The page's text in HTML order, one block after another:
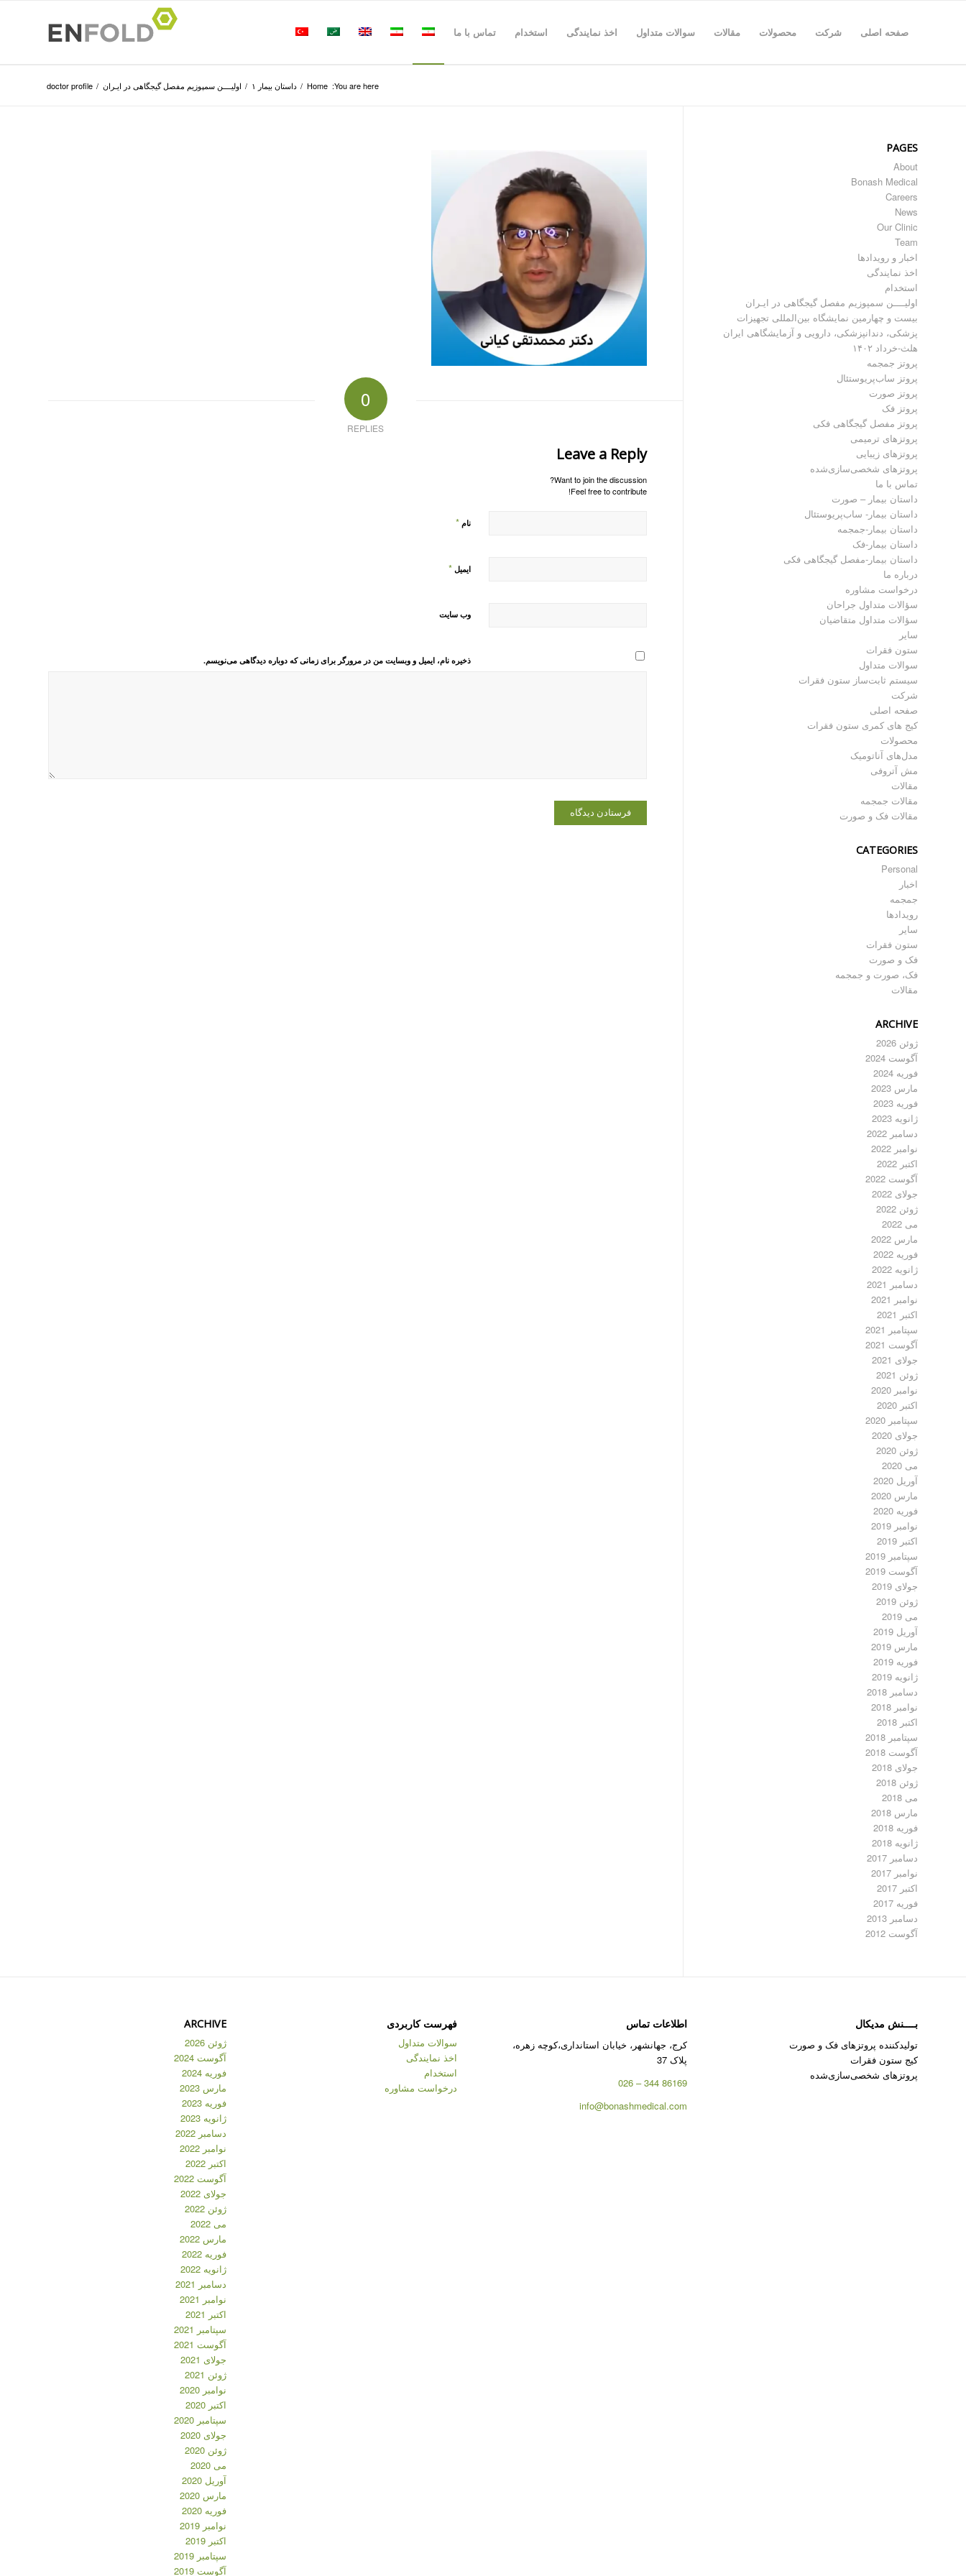
صفحه اصلی شرکت محصولات مقالات سوالات متداول اخذ نمایندگی استخدام تماس با ما
You are here:
Home
/ داستان بیمار ۱ / اولیــــن سمپوزیم مفصل گیجگاهی در ایـران /
doctor profile
0
REPLIES
Leave a Reply
Want to join the discussion?
Feel free to contribute!
نام *
ایمیل *
وب‌ سایت
ذخیره نام، ایمیل و وبسایت من در مرورگر برای زمانی که دوباره دیدگاهی می‌نویسم.
PAGES
About
Bonash Medical
Careers
News
Our Clinic
Team
اخبار و رویدادها
اخذ نمایندگی
استخدام
اولیــــن سمپوزیم مفصل گیجگاهی در ایـران
بیست و چهارمین نمایشگاه بین‌المللی تجهیزات
پزشکی، دندانپزشکی، دارویی و آزمایشگاهی ایران
هلث-خرداد ۱۴۰۲
پروتز جمجمه
پروتز ساب‌پریوستئال
پروتز صورت
پروتز فک
پروتز مفصل گیجگاهی فکی
پروتز‌های ترمیمی
پروتزهای زیبایی
پروتزهای شخصی‌سازی‌شده
تماس با ما
داستان بیمار – صورت
داستان بیمار- ساب‌پریوستئال
داستان بیمار-جمجمه
داستان بیمار-فک
داستان بیمار-مفصل گیجگاهی فکی
درباره ما
درخواست مشاوره
سؤالات متداول جراحان
سؤالات متداول متقاضیان
سایر
ستون فقرات
سوالات متداول
سیستم ثابت‌ساز ستون فقرات
شرکت
صفحه اصلی
کیج های کمری ستون فقرات
محصولات
مدل‌های آناتومیک
مش آتروفی
مقالات
مقالات جمجمه
مقالات فک و صورت
CATEGORIES
Personal
اخبار
جمجمه
رویدادها
سایر
ستون فقرات
فک و صورت
فک، صورت و جمجمه
مقالات
ARCHIVE
ژوئن 2026
آگوست 2024
فوریه 2024
مارس 2023
فوریه 2023
ژانویه 2023
دسامبر 2022
نوامبر 2022
اکتبر 2022
آگوست 2022
جولای 2022
ژوئن 2022
می 2022
مارس 2022
فوریه 2022
ژانویه 2022
دسامبر 2021
نوامبر 2021
اکتبر 2021
سپتامبر 2021
آگوست 2021
جولای 2021
ژوئن 2021
نوامبر 2020
اکتبر 2020
سپتامبر 2020
جولای 2020
ژوئن 2020
می 2020
آوریل 2020
مارس 2020
فوریه 2020
نوامبر 2019
اکتبر 2019
سپتامبر 2019
آگوست 2019
جولای 2019
ژوئن 2019
می 2019
آوریل 2019
مارس 2019
فوریه 2019
ژانویه 2019
دسامبر 2018
نوامبر 2018
اکتبر 2018
سپتامبر 2018
آگوست 2018
جولای 2018
ژوئن 2018
می 2018
مارس 2018
فوریه 2018
ژانویه 2018
دسامبر 2017
نوامبر 2017
اکتبر 2017
فوریه 2017
دسامبر 2013
آگوست 2012
بــــنش مدیکال
تولیدکننده پروتزهای فک و صورت
کیج ستون فقرات
پروتزهای شخصی‌سازی‌شده
اطلاعات تماس
کرج، جهانشهر، خیابان استانداری،کوچه زهره،
پلاک 37
86169 344 – 026
info@bonashmedical.com
فهرست کاربردی
سوالات متداول
اخذ نمایندگی
استخدام
درخواست مشاوره
ARCHIVE
ژوئن 2026
آگوست 2024
فوریه 2024
مارس 2023
فوریه 2023
ژانویه 2023
دسامبر 2022
نوامبر 2022
اکتبر 2022
آگوست 2022
جولای 2022
ژوئن 2022
می 2022
مارس 2022
فوریه 2022
ژانویه 2022
دسامبر 2021
نوامبر 2021
اکتبر 2021
سپتامبر 2021
آگوست 2021
جولای 2021
ژوئن 2021
نوامبر 2020
اکتبر 2020
سپتامبر 2020
جولای 2020
ژوئن 2020
می 2020
آوریل 2020
مارس 2020
فوریه 2020
نوامبر 2019
اکتبر 2019
سپتامبر 2019
آگوست 2019